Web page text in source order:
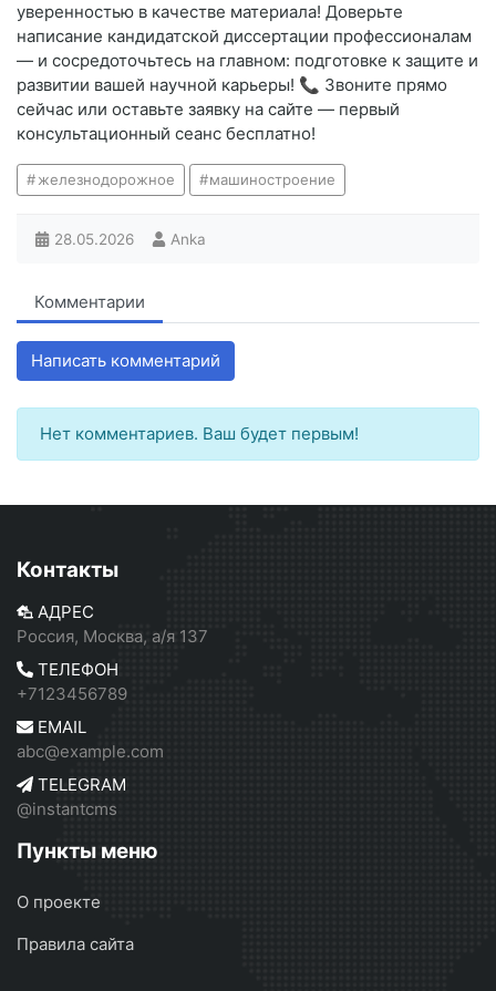
уверенностью в качестве материала! Доверьте
написание кандидатской диссертации профессионалам
— и сосредоточьтесь на главном: подготовке к защите и
развитии вашей научной карьеры! 📞 Звоните прямо
сейчас или оставьте заявку на сайте — первый
консультационный сеанс бесплатно!
железнодорожное машиностроение
28.05.2026 Anka
Комментарии
Написать комментарий
Нет комментариев. Ваш будет первым!
Контакты
АДРЕС
Россия, Москва, а/я 137
ТЕЛЕФОН
+7123456789
EMAIL
abc@example.com
TELEGRAM
@instantcms
Пункты меню
О проекте
Правила сайта